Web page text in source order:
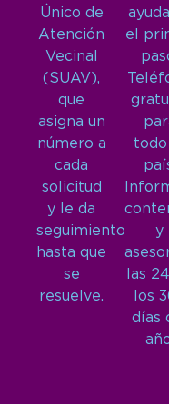
Único de
Atención
Vecinal
(SUAV),
que
asigna un
número a
cada
solicitud
y le da
seguimiento
hasta que
se
resuelve.
el
todo
y
las
los
días